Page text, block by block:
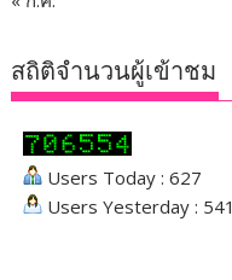
สถิติจำนวนผู้เข้าชม
Users Today : 627
Users Yesterday : 541